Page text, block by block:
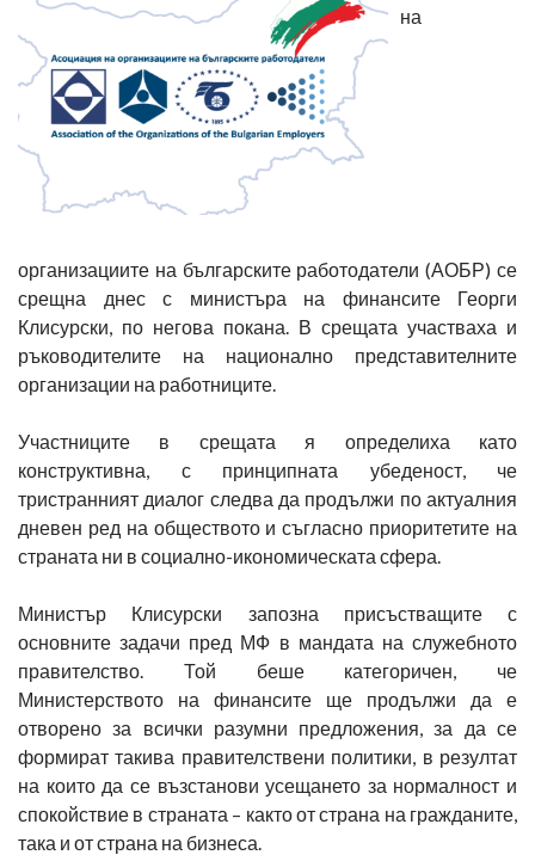
на
организациите на българските работодатели (АОБР) се
срещна днес с министъра на финансите Георги
Клисурски, по негова покана. В срещата участваха и
ръководителите на национално представителните
организации на работниците.
Участниците в срещата я определиха като
конструктивна, с принципната убеденост, че
тристранният диалог следва да продължи по актуалния
дневен ред на обществото и съгласно приоритетите на
страната ни в социално-икономическата сфера.
Министър Клисурски запозна присъстващите с
основните задачи пред МФ в мандата на служебното
правителство. Той беше категоричен, че
Министерството на финансите ще продължи да е
отворено за всички разумни предложения, за да се
формират такива правителствени политики, в резултат
на които да се възстанови усещането за нормалност и
спокойствие в страната – както от страна на гражданите,
така и от страна на бизнеса.